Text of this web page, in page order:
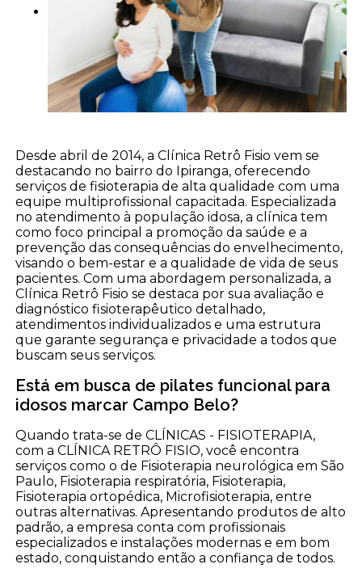
Desde abril de 2014, a Clínica Retrô Fisio vem se
destacando no bairro do Ipiranga, oferecendo
serviços de fisioterapia de alta qualidade com uma
equipe multiprofissional capacitada. Especializada
no atendimento à população idosa, a clínica tem
como foco principal a promoção da saúde e a
prevenção das consequências do envelhecimento,
visando o bem-estar e a qualidade de vida de seus
pacientes. Com uma abordagem personalizada, a
Clínica Retrô Fisio se destaca por sua avaliação e
diagnóstico fisioterapêutico detalhado,
atendimentos individualizados e uma estrutura
que garante segurança e privacidade a todos que
buscam seus serviços.
Está em busca de pilates funcional para
idosos marcar Campo Belo?
Quando trata-se de CLÍNICAS - FISIOTERAPIA,
com a CLÍNICA RETRÔ FISIO, você encontra
serviços como o de Fisioterapia neurológica em São
Paulo, Fisioterapia respiratória, Fisioterapia,
Fisioterapia ortopédica, Microfisioterapia, entre
outras alternativas. Apresentando produtos de alto
padrão, a empresa conta com profissionais
especializados e instalações modernas e em bom
estado, conquistando então a confiança de todos.